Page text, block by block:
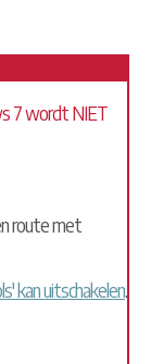
7 wordt NIET
route met
kan uitschakelen.